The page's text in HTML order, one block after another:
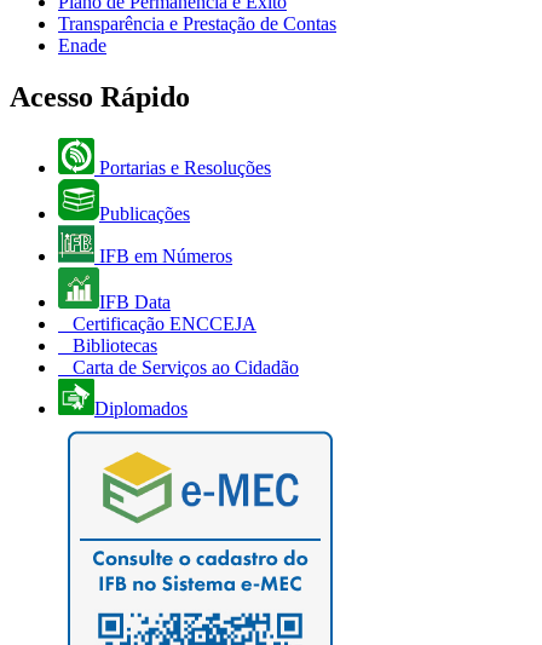
Transparência e Prestação de Contas
Enade
Acesso Rápido
Portarias e Resoluções
Publicações
IFB em Números
IFB Data
Certificação ENCCEJA
Bibliotecas
Carta de Serviços ao Cidadão
Diplomados